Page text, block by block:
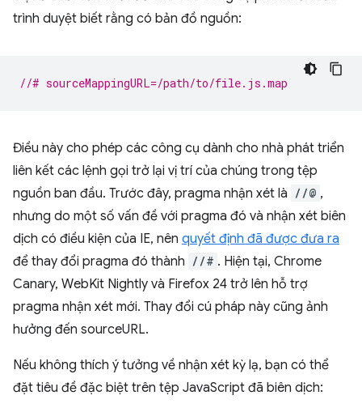
trình duyệt biết rằng có bản đồ nguồn:
//# sourceMappingURL=/path/to/file.js.map
Điều này cho phép các công cụ dành cho nhà phát triển
liên kết các lệnh gọi trở lại vị trí của chúng trong tệp
nguồn ban đầu. Trước đây, pragma nhận xét là //@ ,
nhưng do một số vấn đề với pragma đó và nhận xét biên
dịch có điều kiện của IE, nên quyết định đã được đưa ra
để thay đổi pragma đó thành //# . Hiện tại, Chrome
Canary, WebKit Nightly và Firefox 24 trở lên hỗ trợ
pragma nhận xét mới. Thay đổi cú pháp này cũng ảnh
hưởng đến sourceURL.
Nếu không thích ý tưởng về nhận xét kỳ lạ, bạn có thể
đặt tiêu đề đặc biệt trên tệp JavaScript đã biên dịch: